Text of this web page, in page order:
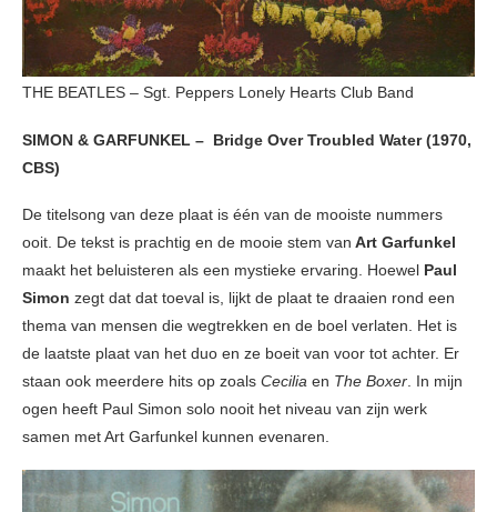
THE BEATLES – Sgt. Peppers Lonely Hearts Club Band
SIMON & GARFUNKEL – Bridge Over Troubled Water (1970,
CBS)
De titelsong van deze plaat is één van de mooiste nummers
ooit. De tekst is prachtig en de mooie stem van Art Garfunkel
maakt het beluisteren als een mystieke ervaring. Hoewel Paul
Simon zegt dat dat toeval is, lijkt de plaat te draaien rond een
thema van mensen die wegtrekken en de boel verlaten. Het is
de laatste plaat van het duo en ze boeit van voor tot achter. Er
staan ook meerdere hits op zoals Cecilia en The Boxer . In mijn
ogen heeft Paul Simon solo nooit het niveau van zijn werk
samen met Art Garfunkel kunnen evenaren.